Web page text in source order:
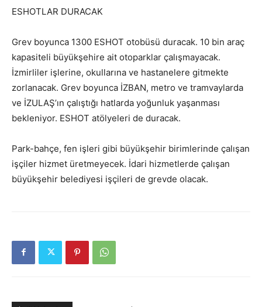
ESHOTLAR DURACAK
Grev boyunca 1300 ESHOT otobüsü duracak. 10 bin araç
kapasiteli büyükşehire ait otoparklar çalışmayacak.
İzmirliler işlerine, okullarına ve hastanelere gitmekte
zorlanacak. Grev boyunca İZBAN, metro ve tramvaylarda
ve İZULAŞ’ın çalıştığı hatlarda yoğunluk yaşanması
bekleniyor. ESHOT atölyeleri de duracak.
Park-bahçe, fen işleri gibi büyükşehir birimlerinde çalışan
işçiler hizmet üretmeyecek. İdari hizmetlerde çalışan
büyükşehir belediyesi işçileri de grevde olacak.